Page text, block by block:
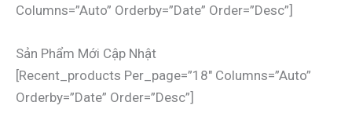
Columns=”auto” Orderby=”date” Order=”desc”]
Sản Phẩm Mới Cập Nhật
[recent_products Per_page=”18″ Columns=”auto”
Orderby=”date” Order=”desc”]